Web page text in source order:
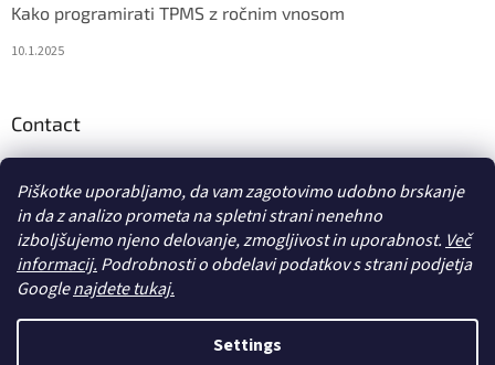
Piškotke uporabljamo, da vam zagotovimo udobno brskanje
in da z analizo prometa na spletni strani nenehno
izboljšujemo njeno delovanje, zmogljivost in uporabnost. Več
informacij. Podrobnosti o obdelavi podatkov s strani podjetja
Googlenajdete tukaj.
Settings
Kako programirati TPMS z ročnim vnosom
10.1.2025
Contact